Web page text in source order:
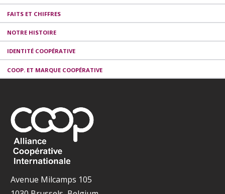
FAITS ET CHIFFRES
NOTRE HISTOIRE
IDENTITÉ COOPÉRATIVE
COOP. ET MARQUE COOPÉRATIVE
Avenue Milcamps 105